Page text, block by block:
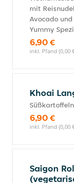
mit
Avocado
Yummy
6,90 €
inkl. Pfand (0,00
Khoai
6,90 €
inkl. Pfand (0,00
Saigon